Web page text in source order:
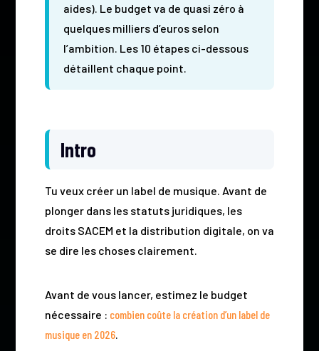
aides). Le budget va de quasi zéro à
quelques milliers d’euros selon
l’ambition. Les 10 étapes ci-dessous
détaillent chaque point.
Intro
Tu veux créer un label de musique. Avant de
plonger dans les statuts juridiques, les
droits SACEM et la distribution digitale, on va
se dire les choses clairement.
Avant de vous lancer, estimez le budget
nécessaire : combien coûte la création d’un label de
musique en 2026.